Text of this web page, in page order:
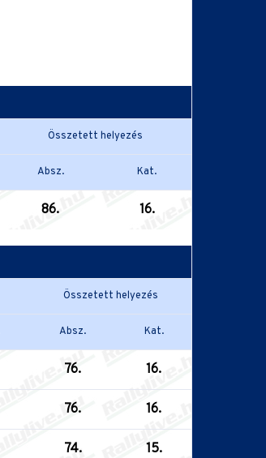
Összetett helyezés
Absz. Kat.
86. 16.
Összetett helyezés
Absz. Kat.
76. 16.
76. 16.
74. 15.